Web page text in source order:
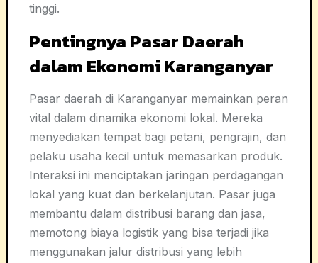
tinggi.
Pentingnya Pasar Daerah
dalam Ekonomi Karanganyar
Pasar daerah di Karanganyar memainkan peran
vital dalam dinamika ekonomi lokal. Mereka
menyediakan tempat bagi petani, pengrajin, dan
pelaku usaha kecil untuk memasarkan produk.
Interaksi ini menciptakan jaringan perdagangan
lokal yang kuat dan berkelanjutan. Pasar juga
membantu dalam distribusi barang dan jasa,
memotong biaya logistik yang bisa terjadi jika
menggunakan jalur distribusi yang lebih